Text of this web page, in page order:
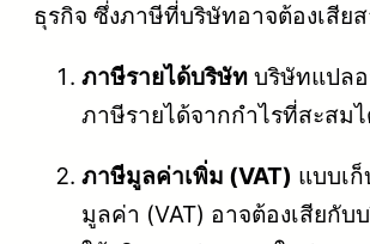
ธุรกิจ ซึ่งภาษีที่บริษัทอาจต้องเสีย
ภาษีรายได้บริษัท บริษัทแปลอ
ภาษีรายได้จากกำไรที่สะสม
ภาษีมูลค่าเพิ่ม (VAT) แบบเ
มูลค่า (VAT) อาจต้องเสียกับ